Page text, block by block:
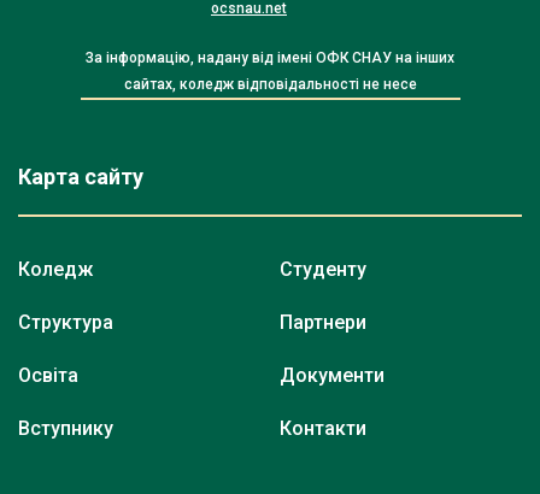
ocsnau.net
За інформацію, надану від імені ОФК СНАУ на інших
сайтах, коледж відповідальності не несе
Карта сайту
Коледж
Структура
Освіта
Вступнику
Студенту
Партнери
Документи
Контакти